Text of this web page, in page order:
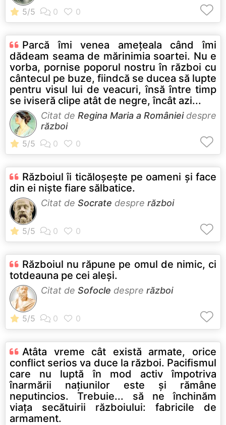
Parcă îmi venea ameţeala când îmi
dădeam seama de mărinimia soartei. Nu e
vorba, pornise poporul nostru în război cu
cântecul pe buze, fiindcă se ducea să lupte
pentru visul lui de veacuri, însă între timp
se iviseră clipe atât de negre, încât azi...
Citat de Regina Maria a Românieidespre
război
Războiul îi ticăloşeşte pe oameni şi face
din ei nişte fiare sălbatice.
Citat de Socrate despre război
Războiul nu răpune pe omul de nimic, ci
totdeauna pe cei aleşi.
Citat de Sofocle despre război
Atâta vreme cât există armate, orice
conflict serios va duce la război. Pacifismul
care nu luptă în mod activ împotriva
înarmării naţiunilor este şi rămâne
neputincios. Trebuie... să ne închinăm
viaţa secătuirii războiului: fabricile de
armament.